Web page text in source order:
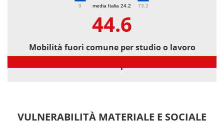
media Italia 24.2
0 73.2
44.6
Mobilità fuori comune per studio o lavoro
VULNERABILITÀ MATERIALE E SOCIALE